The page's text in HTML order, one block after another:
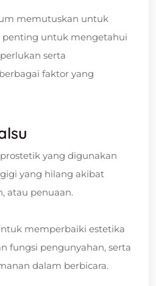
memutuskan untuk
penting untuk mengetahui
serta
faktor yang
yang digunakan
yang hilang akibat
atau penuaan.
memperbaiki estetika
fungsi pengunyahan, serta
dalam berbicara.